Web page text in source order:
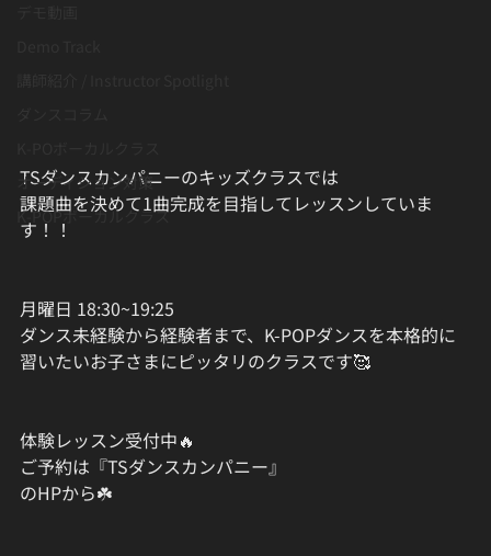
オーディション対策
K-POPボーカルクラス
TSダンスカンパニーのキッズクラスでは
課題曲を決めて1曲完成を目指してレッスンしていま
す！！
月曜日 18:30~19:25
ダンス未経験から経験者まで、K-POPダンスを本格的に
習いたいお子さまにピッタリのクラスです🥰
体験レッスン受付中🔥
ご予約は『TSダンスカンパニー』
のHPから☘️